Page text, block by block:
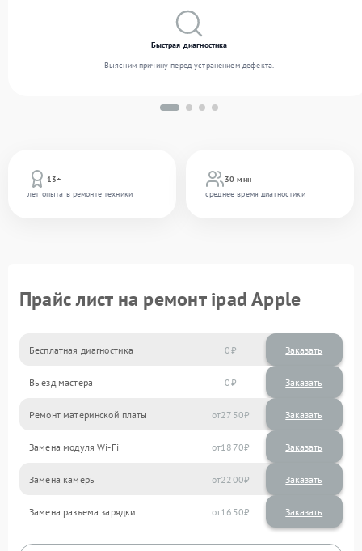
13+
лет опыта в ремонте техники
30 мин
среднее время диагностики
Быстрая диагностика
Выясним причину перед устранением дефекта.
Прайс лист на ремонт ipad Apple
Бесплатная диагностика 0 Заказать
Выезд мастера 0 Заказать
Ремонт материнской платы 2750
Замена модуля Wi-Fi 1870
Замена камеры 2200
Замена разъема зарядки 1650